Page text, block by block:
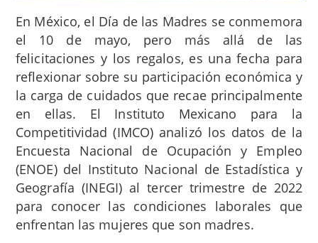
En México, el Día de las Madres se conmemora
el 10 de mayo, pero más allá de las
felicitaciones y los regalos, es una fecha para
reflexionar sobre su participación económica y
la carga de cuidados que recae principalmente
en ellas. El Instituto Mexicano para la
Competitividad (IMCO) analizó los datos de la
Encuesta Nacional de Ocupación y Empleo
(ENOE)del Instituto Nacional de Estadística y
Geografía (INEGI) al tercer trimestre de 2022
para conocer las condiciones laborales que
enfrentan las mujeres que son madres.